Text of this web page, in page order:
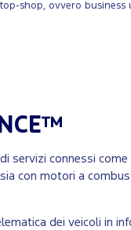
shop, ovvero
servizi connessi come
con motori a
dei veicoli in